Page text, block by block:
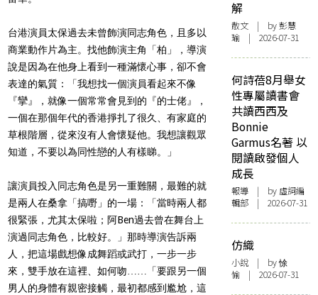
台港演員太保過去未曾飾演同志角色，且多以
商業動作片為主。找他飾演主角「柏」，導演
說是因為在他身上看到一種滿懷心事，卻不會
表達的氣質：「我想找一個演員看起來不像
『攣』，就像一個常常會見到的『的士佬』，
一個在那個年代的香港掙扎了很久、有家庭的
草根階層，從來沒有人會懷疑他。我想讓觀眾
知道，不要以為同性戀的人有樣睇。」
讓演員投入同志角色是另一重難關，最難的就
是兩人在桑拿「搞嘢」的一場：「當時兩人都
很緊張，尤其太保啦；阿Ben過去曾在舞台上
演過同志角色，比較好。」那時導演告訴兩
人，把這場戲想像成舞蹈或武打，一步一步
來，雙手放在這裡、如何吻……「要跟另一個
男人的身體有親密接觸，最初都感到尷尬，這
解
散文 | by 彭慧
瑜 | 2026-07-31
何詩蓓8月舉女
性專屬讀書會
共讀西西及
Bonnie
Garmus名著 以
閱讀啟發個人
成長
報導 | by 虛詞編
輯部 | 2026-07-31
仿織
小說 | by 悇
愉 | 2026-07-31